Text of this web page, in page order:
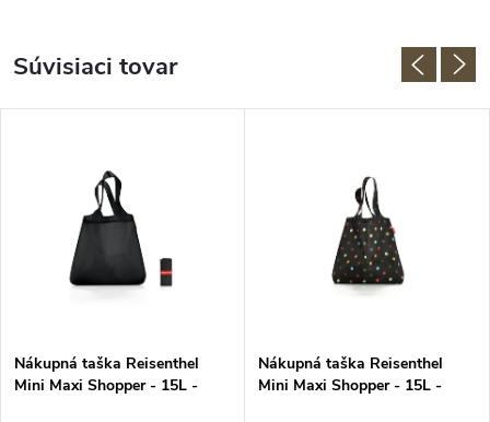
Súvisiaci tovar
Nákupná taška Reisenthel
Mini Maxi Shopper - 15L -
Nákupná taška Reisenthel
Mini Maxi Shopper - 15L -